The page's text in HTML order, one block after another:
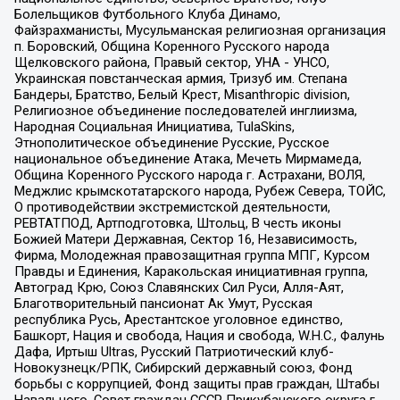
Болельщиков Футбольного Клуба Динамо,
Файзрахманисты, Мусульманская религиозная организация
п. Боровский, Община Коренного Русского народа
Щелковского района, Правый сектор, УНА - УНСО,
Украинская повстанческая армия, Тризуб им. Степана
Бандеры, Братство, Белый Крест, Misanthropic division,
Религиозное объединение последователей инглиизма,
Народная Социальная Инициатива, TulaSkins,
Этнополитическое объединение Русские, Русское
национальное объединение Атака, Мечеть Мирмамеда,
Община Коренного Русского народа г. Астрахани, ВОЛЯ,
Меджлис крымскотатарского народа, Рубеж Севера, ТОЙС,
О противодействии экстремистской деятельности,
РЕВТАТПОД, Артподготовка, Штольц, В честь иконы
Божией Матери Державная, Сектор 16, Независимость,
Фирма, Молодежная правозащитная группа МПГ, Курсом
Правды и Единения, Каракольская инициативная группа,
Автоград Крю, Союз Славянских Сил Руси, Алля-Аят,
Благотворительный пансионат Ак Умут, Русская
республика Русь, Арестантское уголовное единство,
Башкорт, Нация и свобода, Нация и свобода, W.H.С., Фалунь
Дафа, Иртыш Ultras, Русский Патриотический клуб-
Новокузнецк/РПК, Сибирский державный союз, Фонд
борьбы с коррупцией, Фонд защиты прав граждан, Штабы